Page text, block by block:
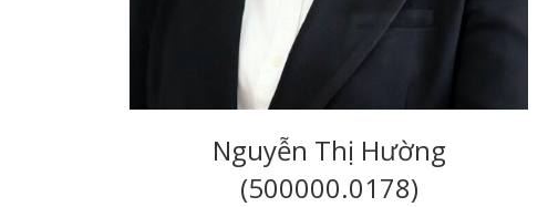
Nguyễn Thị Hường
(500000.0178)